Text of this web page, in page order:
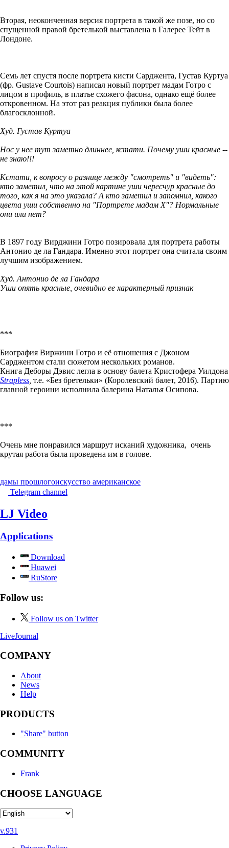
Вторая, неоконченная версия портрета в такой же позе, но со
спущенной правой бретелькой выставлена в Галерее Тейт в
Лондоне.
Семь лет спустя после портрета кисти Сарджента, Густав Куртуа
(фр. Gustave Courtois) написал новый портрет мадам Готро с
лицом в профиль, в платье схожего фасона, однако ещё более
откровенном. На этот раз реакция публики была более
благосклонной.
Худ. Густав Куртуа
Нос у нее тут заметно длиннее, кстати. Почему уши красные --
не знаю!!!
Кстати, к вопросу о разнице между "смотреть" и "видеть":
кто заметил, что на этой картине уши чересчур красные до
того, как я на это указала? А кто заметил и запомнил, какого
цвета уши собственно на "Портрете мадам Х"? Нормальные
они или нет?
В 1897 году Вирджини Готро позировала для портрета работы
Антонио де ла Гандара. Именно этот портрет она считала своим
лучшим изображением.
Худ. Антонио де ла Гандара
Уши опять красные, очевидно ее характерный признак
***
Биография Виржини Готро и её отношения с Джоном
Сарджентом стали сюжетом нескольких романов.
Книга Деборы Дэвис легла в основу балета Кристофера Уилдона
Strapless т.е. «Без бретельки» (Королевский балет, 2016). Партию
главной героини исполнила балерина Наталья Осипова.
***
Очень мне понравился маршрут исканий художника, очень
крутая работа была проведена им в голове.
дамы прошлогоискусство американское
Telegram channel
LJ Video
Applications
Download
Huawei
RuStore
Follow us:
Follow us on Twitter
LiveJournal
COMPANY
About
News
Help
PRODUCTS
"Share" button
COMMUNITY
Frank
CHOOSE LANGUAGE
v.931